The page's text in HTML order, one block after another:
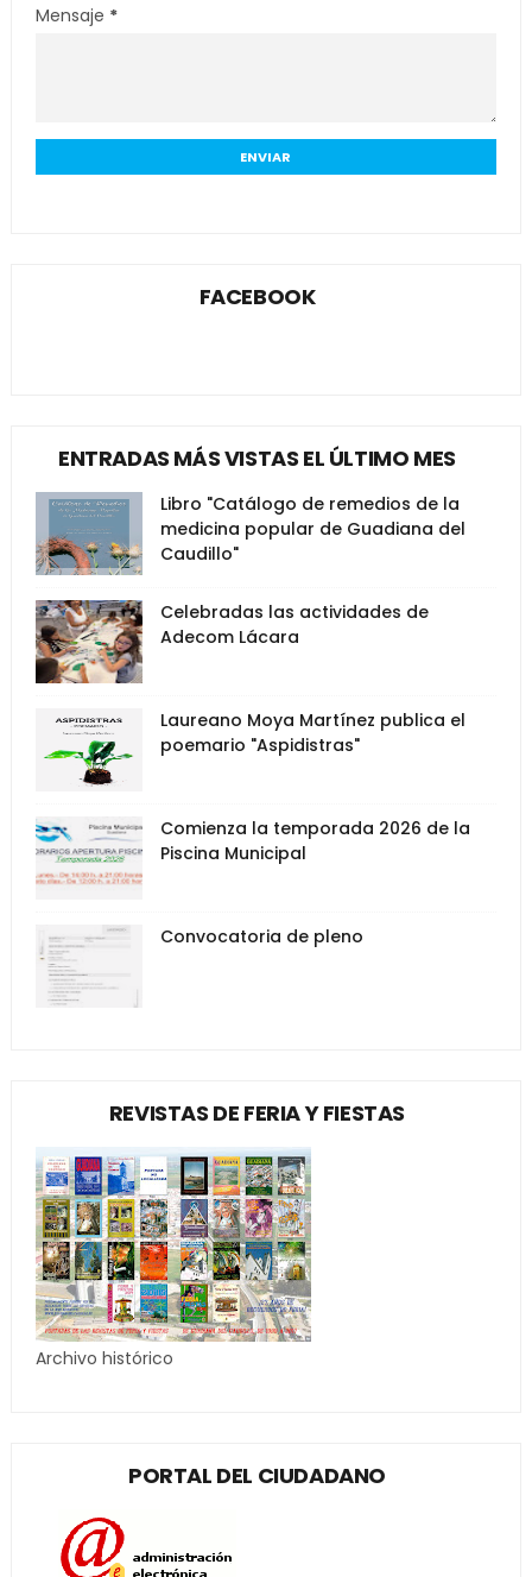
Mensaje *
FACEBOOK
ENTRADAS MÁS VISTAS EL ÚLTIMO MES
Libro "Catálogo de remedios de la
medicina popular de Guadiana del
Caudillo"
Celebradas las actividades de
Adecom Lácara
Laureano Moya Martínez publica el
poemario "Aspidistras"
Comienza la temporada 2026 de la
Piscina Municipal
Convocatoria de pleno
REVISTAS DE FERIA Y FIESTAS
Archivo histórico
PORTAL DEL CIUDADANO